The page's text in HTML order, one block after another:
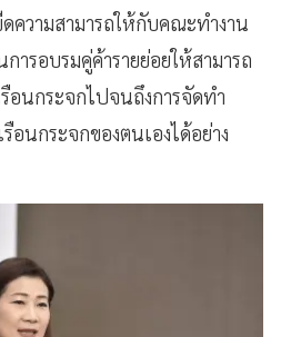
ความสามารถให้กับคณะทำงาน
ารอบรมคู่ค้ารายย่อยให้สามารถ
นกระจกไปจนถึงการจัดทำ
อนกระจกของตนเองได้อย่าง